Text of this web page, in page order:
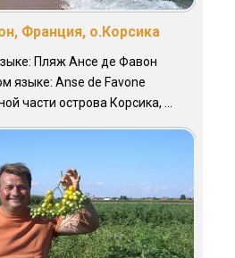
Франция, о.Корсика
Пляж Ансе де Фавон
языке: Anse de Favone
части острова Корсика, ...